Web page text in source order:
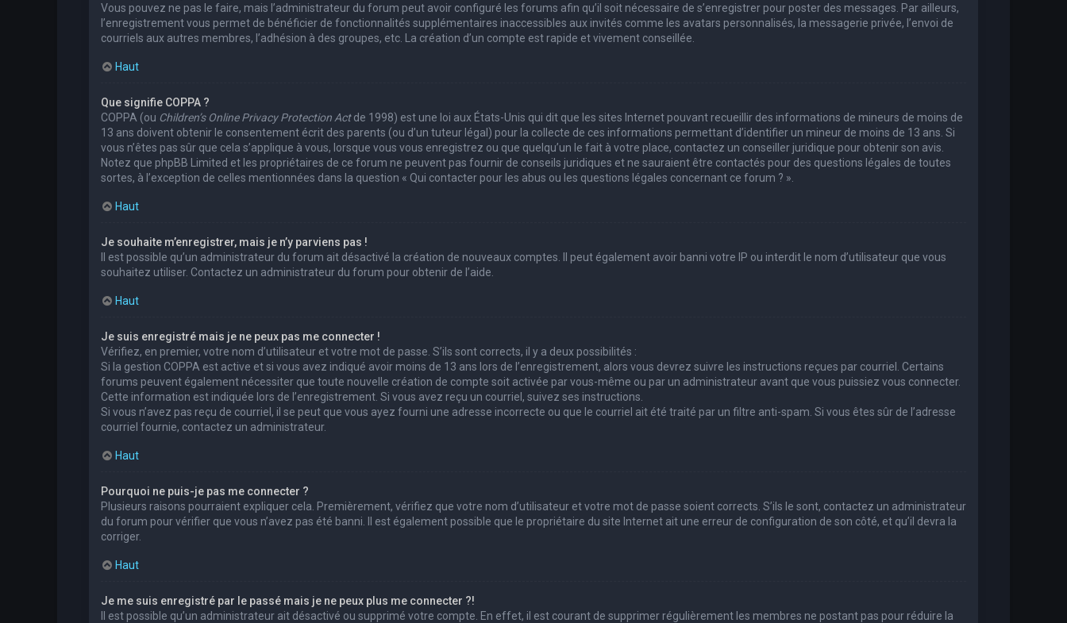
Vous pouvez ne pas le faire, mais l’administrateur du forum peut avoir configuré les forums afin qu’il soit nécessaire de s’enregistrer pour poster des messages. Par ailleurs,
l’enregistrement vous permet de bénéficier de fonctionnalités supplémentaires inaccessibles aux invités comme les avatars personnalisés, la messagerie privée, l’envoi de
courriels aux autres membres, l’adhésion à des groupes, etc. La création d’un compte est rapide et vivement conseillée.
Haut
Que signifie COPPA ?
COPPA (ou Children’s Online Privacy Protection Actde 1998) est une loi aux États-Unis qui dit que les sites Internet pouvant recueillir des informations de mineurs de moins de
13 ans doivent obtenir le consentement écrit des parents (ou d’un tuteur légal) pour la collecte de ces informations permettant d’identifier un mineur de moins de 13 ans. Si
vous n’êtes pas sûr que cela s’applique à vous, lorsque vous vous enregistrez ou que quelqu’un le fait à votre place, contactez un conseiller juridique pour obtenir son avis.
Notez que phpBB Limited et les propriétaires de ce forum ne peuvent pas fournir de conseils juridiques et ne sauraient être contactés pour des questions légales de toutes
sortes, à l’exception de celles mentionnées dans la question « Qui contacter pour les abus ou les questions légales concernant ce forum ? ».
Haut
Je souhaite m’enregistrer, mais je n’y parviens pas !
Il est possible qu’un administrateur du forum ait désactivé la création de nouveaux comptes. Il peut également avoir banni votre IP ou interdit le nom d’utilisateur que vous
souhaitez utiliser. Contactez un administrateur du forum pour obtenir de l’aide.
Haut
Je suis enregistré mais je ne peux pas me connecter !
Vérifiez, en premier, votre nom d’utilisateur et votre mot de passe. S’ils sont corrects, il y a deux possibilités :
Si la gestion COPPA est active et si vous avez indiqué avoir moins de 13 ans lors de l’enregistrement, alors vous devrez suivre les instructions reçues par courriel. Certains
forums peuvent également nécessiter que toute nouvelle création de compte soit activée par vous-même ou par un administrateur avant que vous puissiez vous connecter.
Cette information est indiquée lors de l’enregistrement. Si vous avez reçu un courriel, suivez ses instructions.
Si vous n’avez pas reçu de courriel, il se peut que vous ayez fourni une adresse incorrecte ou que le courriel ait été traité par un filtre anti-spam. Si vous êtes sûr de l’adresse
courriel fournie, contactez un administrateur.
Haut
Pourquoi ne puis-je pas me connecter ?
Plusieurs raisons pourraient expliquer cela. Premièrement, vérifiez que votre nom d’utilisateur et votre mot de passe soient corrects. S’ils le sont, contactez un administrateur
du forum pour vérifier que vous n’avez pas été banni. Il est également possible que le propriétaire du site Internet ait une erreur de configuration de son côté, et qu’il devra la
corriger.
Haut
Je me suis enregistré par le passé mais je ne peux plus me connecter ?!
Il est possible qu’un administrateur ait désactivé ou supprimé votre compte. En effet, il est courant de supprimer régulièrement les membres ne postant pas pour réduire la